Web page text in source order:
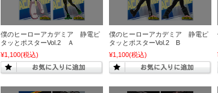
僕のヒーローアカデミア 静電ピ
タッとポスターVol.2 Ａ
¥1,100(税込)
僕のヒーローアカデミア 静電ピ
タッとポスターVol.2 B
¥1,100(税込)